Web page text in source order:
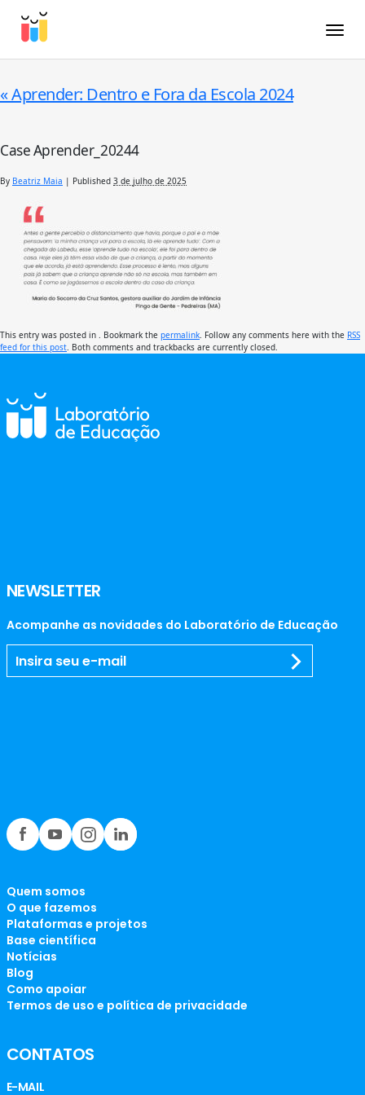
«Aprender: Dentro e Fora da Escola 2024
Case Aprender_20244
By Beatriz Maia | Published 3 de julho de 2025
This entry was posted in . Bookmark the permalink . Follow any comments here with the RSS
feed for this post . Both comments and trackbacks are currently closed.
NEWSLETTER
Acompanhe as novidades do Laboratório de Educação
Quem somos
O que fazemos
Plataformas e projetos
Base científica
Notícias
Blog
Como apoiar
Termos de uso e política de privacidade
CONTATOS
E-MAIL